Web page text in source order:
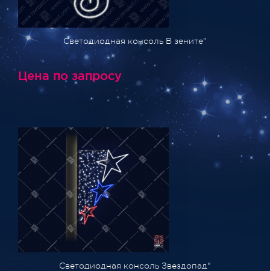
Светодиодная консоль В зените"
Цена по запросу
Светодиодная консоль Звездопад"